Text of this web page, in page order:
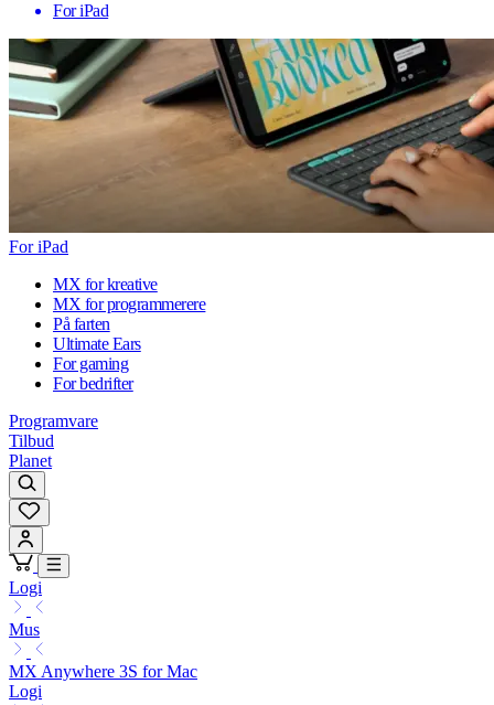
For iPad
For iPad
MX for kreative
MX for programmerere
På farten
Ultimate Ears
For gaming
For bedrifter
Programvare
Tilbud
Planet
Logi
Mus
MX Anywhere 3S for Mac
Logi